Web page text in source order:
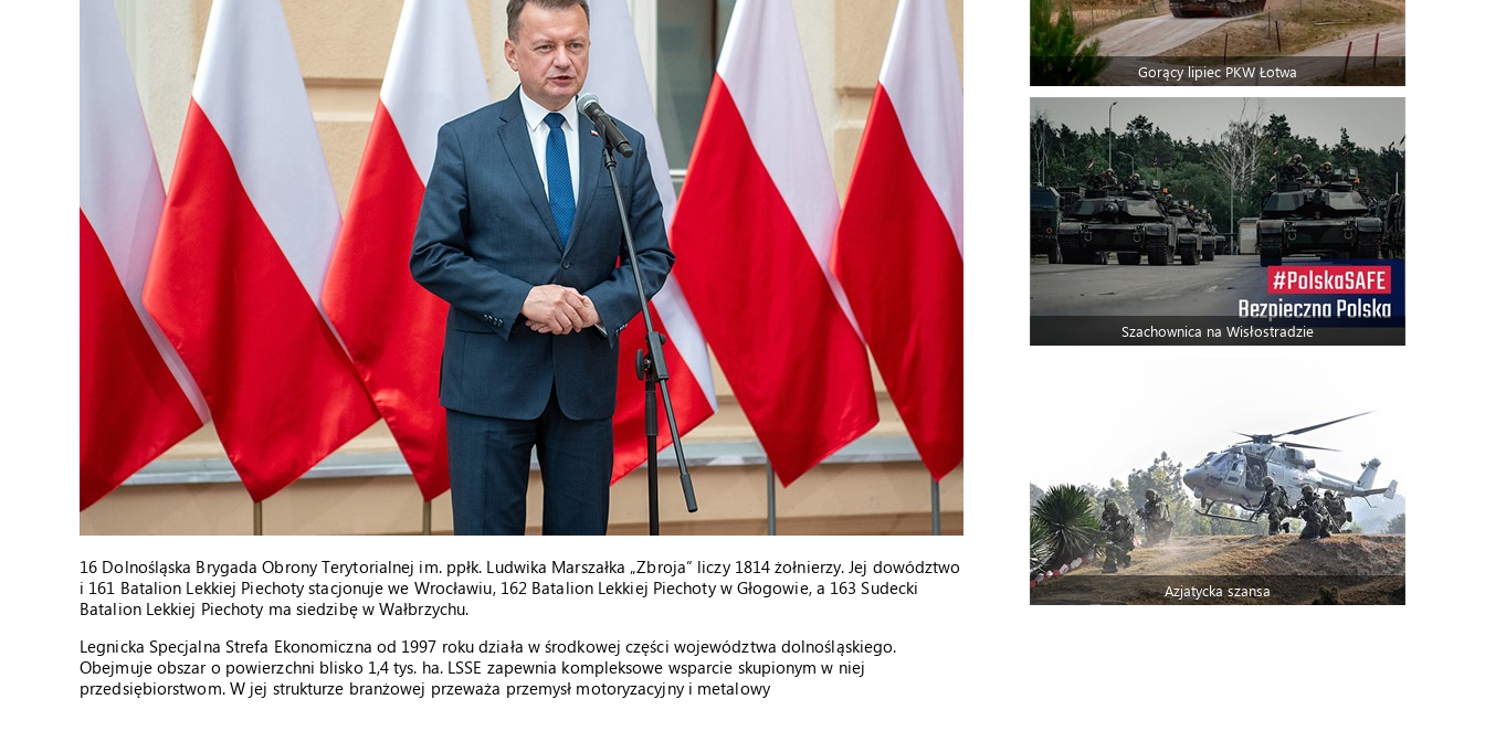
16 Dolnośląska Brygada Obrony Terytorialnej im. ppłk. Ludwika Marszałka „Zbroja” liczy 1814 żołnierzy. Jej dowództwo
i 161 Batalion Lekkiej Piechoty stacjonuje we Wrocławiu, 162 Batalion Lekkiej Piechoty w Głogowie, a 163 Sudecki
Batalion Lekkiej Piechoty ma siedzibę w Wałbrzychu.
Legnicka Specjalna Strefa Ekonomiczna od 1997 roku działa w środkowej części województwa dolnośląskiego.
Obejmuje obszar o powierzchni blisko 1,4 tys. ha. LSSE zapewnia kompleksowe wsparcie skupionym w niej
przedsiębiorstwom. W jej strukturze branżowej przeważa przemysł motoryzacyjny i metalowy
Gorący lipiec PKW Łotwa
Szachownica na Wisłostradzie
Azjatycka szansa